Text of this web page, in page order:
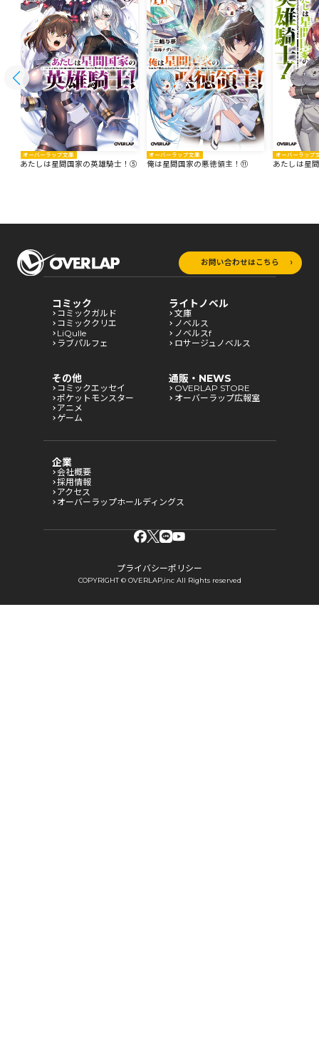
オーバーラップ文庫
あたしは星間国家の英雄騎士！⑤
オーバーラップ文庫
俺は星間国家の悪徳領主！⑪
オーバーラップ
あたしは星
お問い合わせはこちら
コミック
コミックガルド
コミッククリエ
LiQulle
ラブパルフェ
ライトノベル
文庫
ノベルス
ノベルスf
ロサージュノベルス
その他
コミックエッセイ
ポケットモンスター
アニメ
ゲーム
通販・NEWS
OVERLAP STORE
オーバーラップ広報室
企業
会社概要
採用情報
アクセス
オーバーラップホールディングス
プライバシーポリシー
COPYRIGHT © OVERLAP,inc All Rights reserved